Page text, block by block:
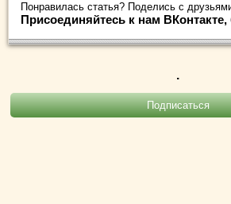
Понравилась статья? Поделись с
Присоединяйтесь к нам
.